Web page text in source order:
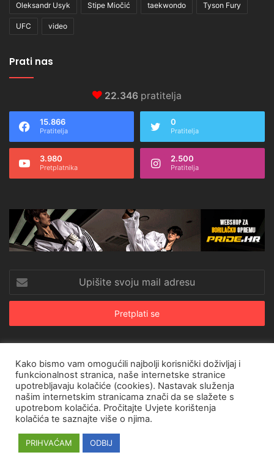
Oleksandr Usyk Stipe Miočić taekwondo Tyson Fury
UFC video
Prati nas
22.346 pratitelja
15.866
Pratitelja
0
Pratitelja
3.980
Pretplatnika
2.500
Pratitelja
svoju
mail
© Copyright 2026, All Rights Reserved |CroRing Magazin
Naslovnica
Arhiva Pravila o privatnosti Impressum SHOP
Facebook
Twitter
Kako bismo vam omogućili najbolji korisnički doživljaj i
funkcionalnost stranica, naše internetske stranice
upotrebljavaju kolačiće (cookies). Nastavak služenja
našim internetskim stranicama znači da se slažete s
upotrebom kolačića. Pročitajte Uvjete korištenja
kolačića te saznajte više o njima.
PRIHVAĆAM ODBIJ